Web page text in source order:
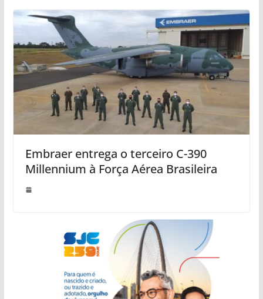
Embraer entrega o terceiro C-390
Millennium à Força Aérea Brasileira